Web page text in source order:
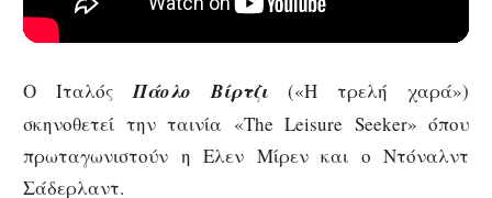
Ο ΙταλόςΠάολο Βίρτζι («Η τρελή χαρά»)
σκηνοθετεί την ταινία «The Leisure Seeker» όπου
πρωταγωνιστούν η Ελεν Μίρεν και ο Ντόναλντ
Σάδερλαντ.